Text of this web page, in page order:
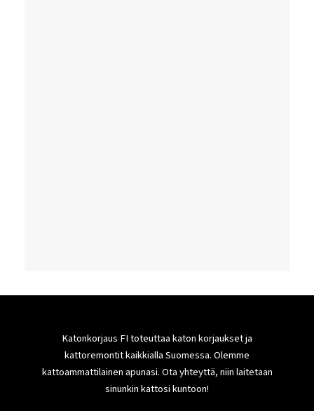
Katonkorjaus FI toteuttaa katon korjaukset ja
kattoremontit kaikkialla Suomessa. Olemme
kattoammattilainen apunasi. Ota yhteyttä, niin laitetaan
sinunkin kattosi kuntoon!